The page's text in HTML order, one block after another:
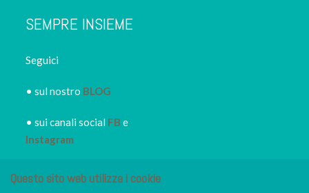
SEMPRE INSIEME
Seguici
• sul nostro BLOG
• sui canali social FB e
Instagram
Questo sito web utilizza i cookie